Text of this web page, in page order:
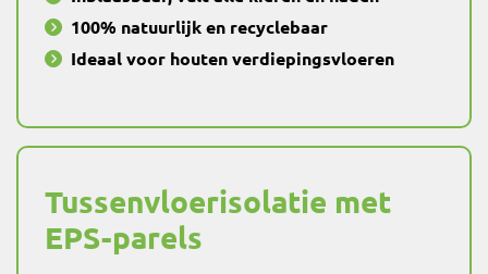
100% natuurlijk en recyclebaar
Ideaal voor houten verdiepingsvloeren
Tussenvloerisolatie met
EPS-parels